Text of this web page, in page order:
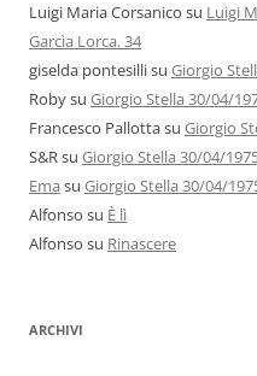
Luigi Maria Corsanico su Luigi
Garcìa Lorca. 34
giselda pontesillisu Giorgio
Robysu Giorgio Stella 30/04/
Francesco Pallottasu Giorgio
S&Rsu Giorgio Stella 30/04/
Ema su Giorgio Stella 30/04/
Alfonso su È lì
Alfonso su Rinascere
ARCHIVI